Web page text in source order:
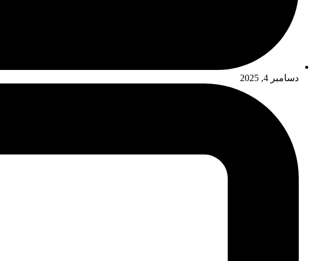
دسامبر 4, 2025